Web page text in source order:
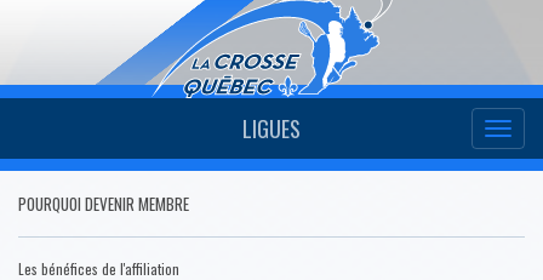
LIGUES
POURQUOI DEVENIR MEMBRE
Les bénéfices de l'affiliation